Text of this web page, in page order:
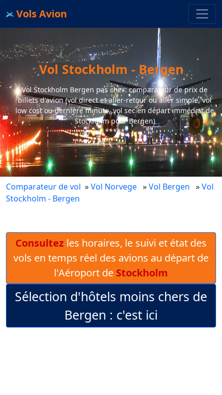
Vols Avion
Vol Stockholm - Bergen
Vol Stockholm Bergen pas cher: comparateur de prix de
billets d'avion (vol direct et aller-retour ou aller simple, vol
low cost ou dernière minute, vol sec en départ immédiat de
Stockholm pour Bergen)
*****
Comparateur de vol »Vol Norvege »Vol Bergen »Vol
Stockholm - Bergen
Consultez les horaires, le suivi et état des
vols en temps réel des avions au départ de
l'Aéroport de Stockholm
Sélection d'hôtels moins chers de
Bergen : c'est ici